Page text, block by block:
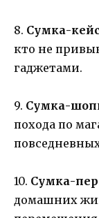
8. Сумка-кейс
кто не
гаджетами.
9. Сумка-
похода по
10. Сумка-
домашних